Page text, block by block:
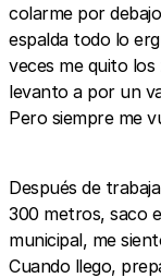
colarme por
espalda todo lo
veces me quito
levanto a por un
Pero siempre me
Después de
300 metros, saco
municipal, me
Cuando llego,